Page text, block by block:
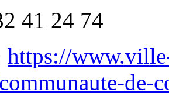
41 24 74
https://
de-